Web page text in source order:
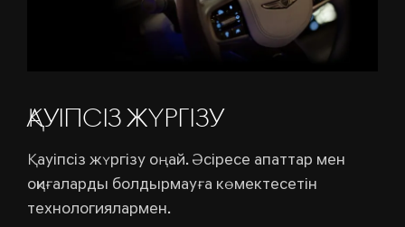
ҚАУІПСІЗ ЖҮРГІЗУ
Қауіпсіз жүргізу оңай. Әсіресе апаттар мен
оқиғаларды болдырмауға көмектесетін
технологиялармен.